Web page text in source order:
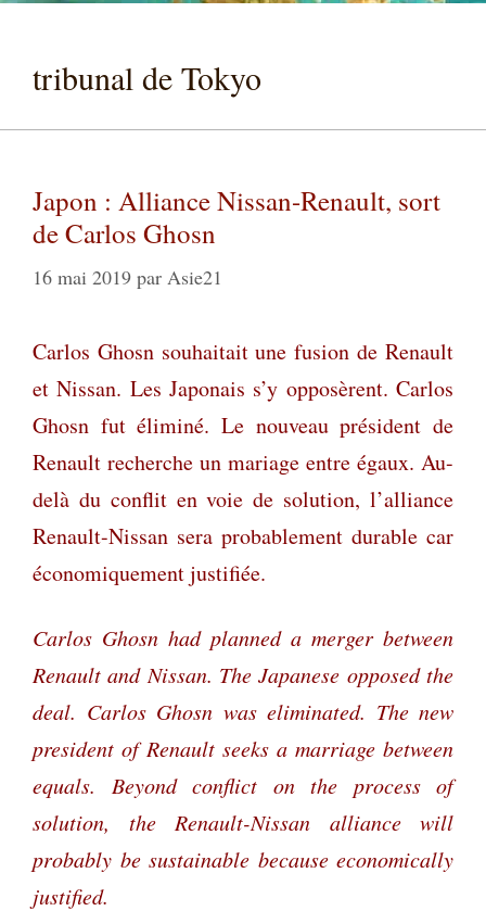
tribunal de Tokyo
Japon : Alliance Nissan-Renault, sort
de Carlos Ghosn
16 mai 2019 par Asie21
Carlos Ghosn souhaitait une fusion de Renault
et Nissan. Les Japonais s’y opposèrent. Carlos
Ghosn fut éliminé. Le nouveau président de
Renault recherche un mariage entre égaux. Au-
delà du conflit en voie de solution, l’alliance
Renault-Nissan sera probablement durable car
économiquement justifiée.
Carlos Ghosn had planned a merger between
Renault and Nissan. The Japanese opposed the
deal. Carlos Ghosn was eliminated. The new
president of Renault seeks a marriage between
equals. Beyond conflict on the process of
solution, the Renault-Nissan alliance will
probably be sustainable because economically
justified.